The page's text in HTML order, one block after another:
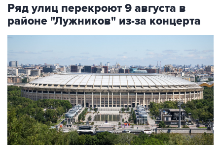
Ряд улиц перекроют 9 августа в
районе "Лужников" из-за концерта